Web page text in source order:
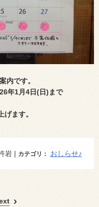
内です。
年1月4日(日)まで
ます。
岩 | カテゴリ： おしらせ♪